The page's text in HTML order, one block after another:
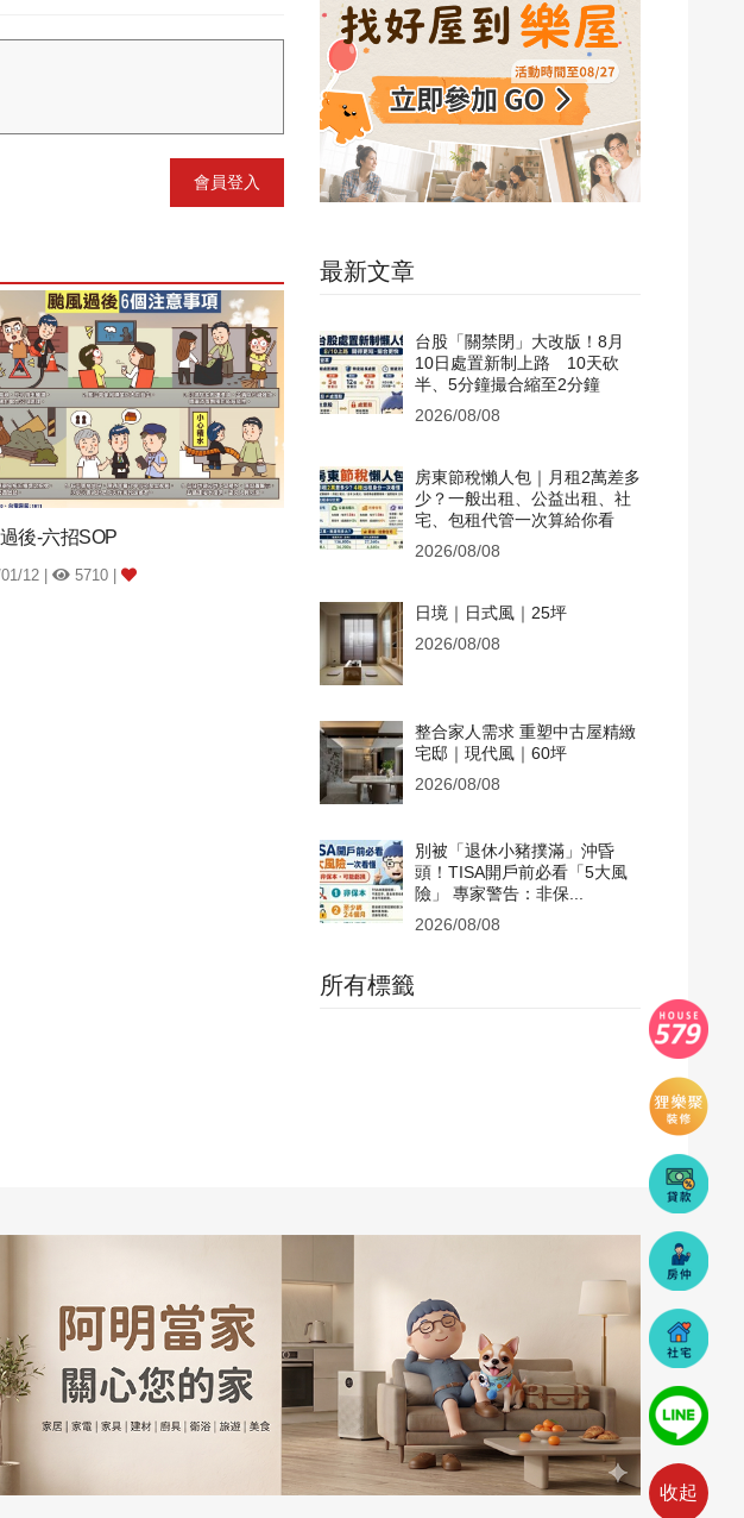
收起
最新文章
台股「關禁閉」大改版！8月
10日處置新制上路 10天砍
半、5分鐘撮合縮至2分鐘
2026/08/08
房東節稅懶人包｜月租2萬差多
少？一般出租、公益出租、社
宅、包租代管一次算給你看
2026/08/08
日境｜日式風｜25坪
2026/08/08
整合家人需求 重塑中古屋精緻
宅邸｜現代風｜60坪
2026/08/08
別被「退休小豬撲滿」沖昏
頭！TISA開戶前必看「5大風
險」 專家警告：非保...
2026/08/08
所有標籤
會員登入
後-六招SOP
12 | 5710 |